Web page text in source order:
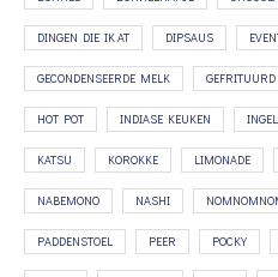
DINGEN DIE IK AT DIPSAUS
GECONDENSEERDE MELK GEFRITUURD
HOT POT INDIASE KEUKEN
KATSU KOROKKE LIMONADE
NABEMONO NASHI
PADDENSTOEL PEER POCKY